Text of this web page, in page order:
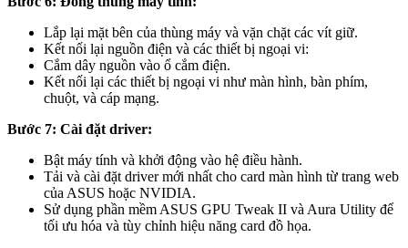
Lắp lại mặt bên của thùng máy và vặn chặt các vít giữ.
Kết nối lại nguồn điện và các thiết bị ngoại vi:
Cắm dây nguồn vào ổ cắm điện.
Kết nối lại các thiết bị ngoại vi như màn hình, bàn phím,
chuột, và cáp mạng.
Bước 7: Cài đặt driver:
Bật máy tính và khởi động vào hệ điều hành.
Tải và cài đặt driver mới nhất cho card màn hình từ trang web
của ASUS hoặc NVIDIA.
Sử dụng phần mềm ASUS GPU Tweak II và Aura Utility để
tối ưu hóa và tùy chỉnh hiệu năng card đồ họa.